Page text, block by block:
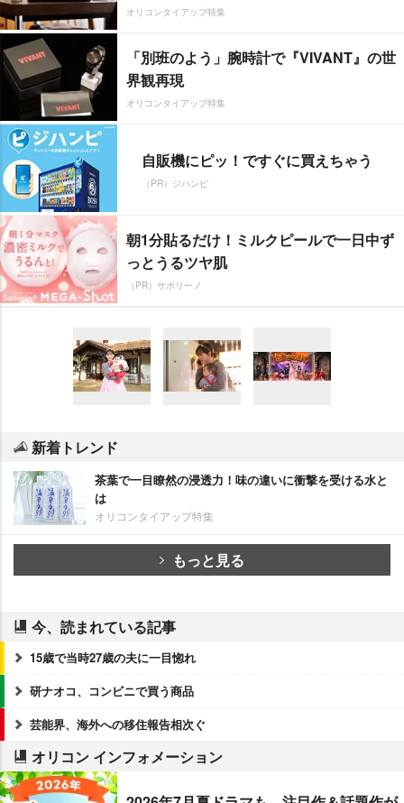
オリコンタイアップ特集
「別班のよう」腕時計で『VIVANT』の世
界観再現
オリコンタイアップ特集
自販機にピッ！ですぐに買えちゃう
（PR）ジハンピ
朝1分貼るだけ！ミルクピールで一日中ず
っとうるツヤ肌
（PR）サボリーノ
新着トレンド
茶葉で一目瞭然の浸透力！味の違いに衝撃を受ける水と
は
オリコンタイアップ特集
もっと見る
今、読まれている記事
15歳で当時27歳の夫に一目惚れ
研ナオコ、コンビニで買う商品
芸能界、海外への移住報告相次ぐ
オリコン インフォメーション